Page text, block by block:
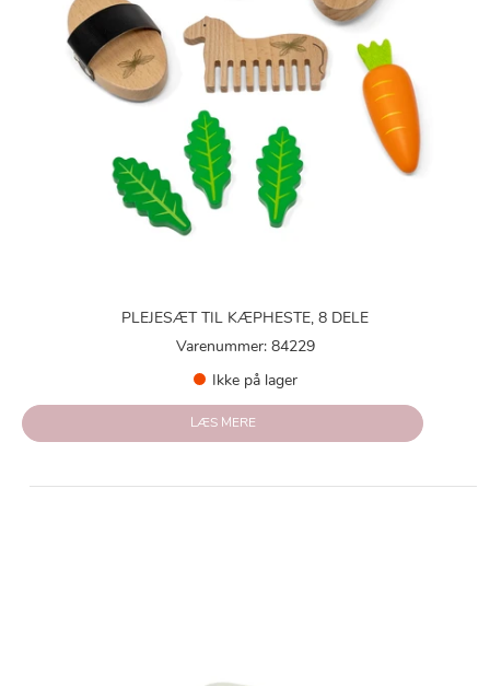
PLEJESÆT TIL KÆPHESTE, 8 DELE
Varenummer: 84229
Ikke på lager
LÆS MERE